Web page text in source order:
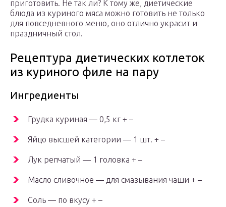
приготовить. Не так ли? К тому же, диетические
блюда из куриного мяса можно готовить не только
для повседневного меню, оно отлично украсит и
праздничный стол.
Рецептура диетических котлеток
из куриного филе на пару
Ингредиенты
Грудка куриная — 0,5 кг + –
Яйцо высшей категории — 1 шт. + –
Лук репчатый — 1 головка + –
Масло сливочное — для смазывания чаши + –
Соль — по вкусу + –